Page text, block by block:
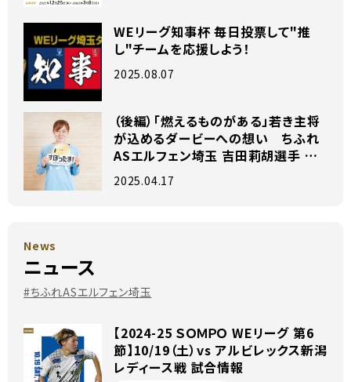
WEリーグ知事杯 毎日投票して"推
し"チームを応援しよう！
2025.08.07
（後編）「燃えるものがある」若き主将
が込めるダービーへの想い ちふれ
ASエルフェン埼玉 吉田莉胡選手 独
占インタビュー
2025.04.17
News
ニュース
#ちふれASエルフェン埼玉
【2024-25 ＳＯＭＰＯ WEリーグ 第6
節】10/19（土）vs アルビレックス新潟
レディース戦 試合情報